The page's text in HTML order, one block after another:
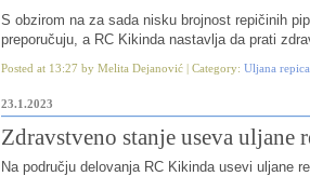
S obzirom na za sada nisku brojnost repičinih
preporučuju, a RC Kikinda nastavlja da prati
Posted at 13:27 by Melita Dejanović | Category: Uljana repica
23.1.2023
Zdravstveno stanje useva uljane
Na području delovanja RC Kikinda usevi uljane